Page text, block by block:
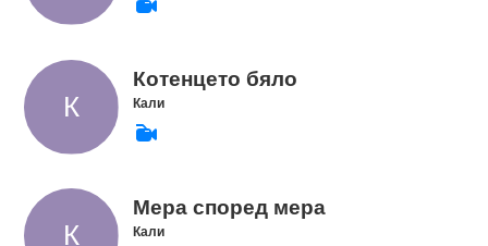
Котенцето бяло
Кали
Мера според мера
Кали